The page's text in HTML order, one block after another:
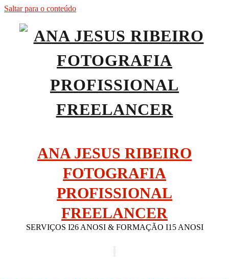
Saltar para o conteúdo
ANA JESUS RIBEIRO
FOTOGRAFIA
PROFISSIONAL
FREELANCER
SERVIÇOS I26 ANOSI & FORMAÇÃO I15 ANOSI